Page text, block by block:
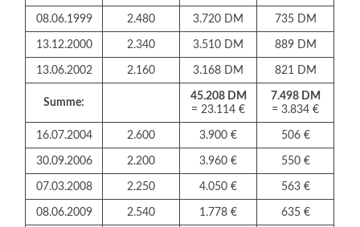
08.06.1999 2.480 3.720 DM 735 DM
13.12.2000 2.340 3.510 DM 889 DM
13.06.2002 2.160 3.168 DM 821 DM
Summe:
45.208 DM
= 23.114 €
7.498 DM
= 3.834 €
16.07.2004 2.600 3.900 € 506 €
30.09.2006 2.200 3.960 € 550 €
07.03.2008 2.250 4.050 € 563 €
08.06.2009 2.540 1.778 € 635 €